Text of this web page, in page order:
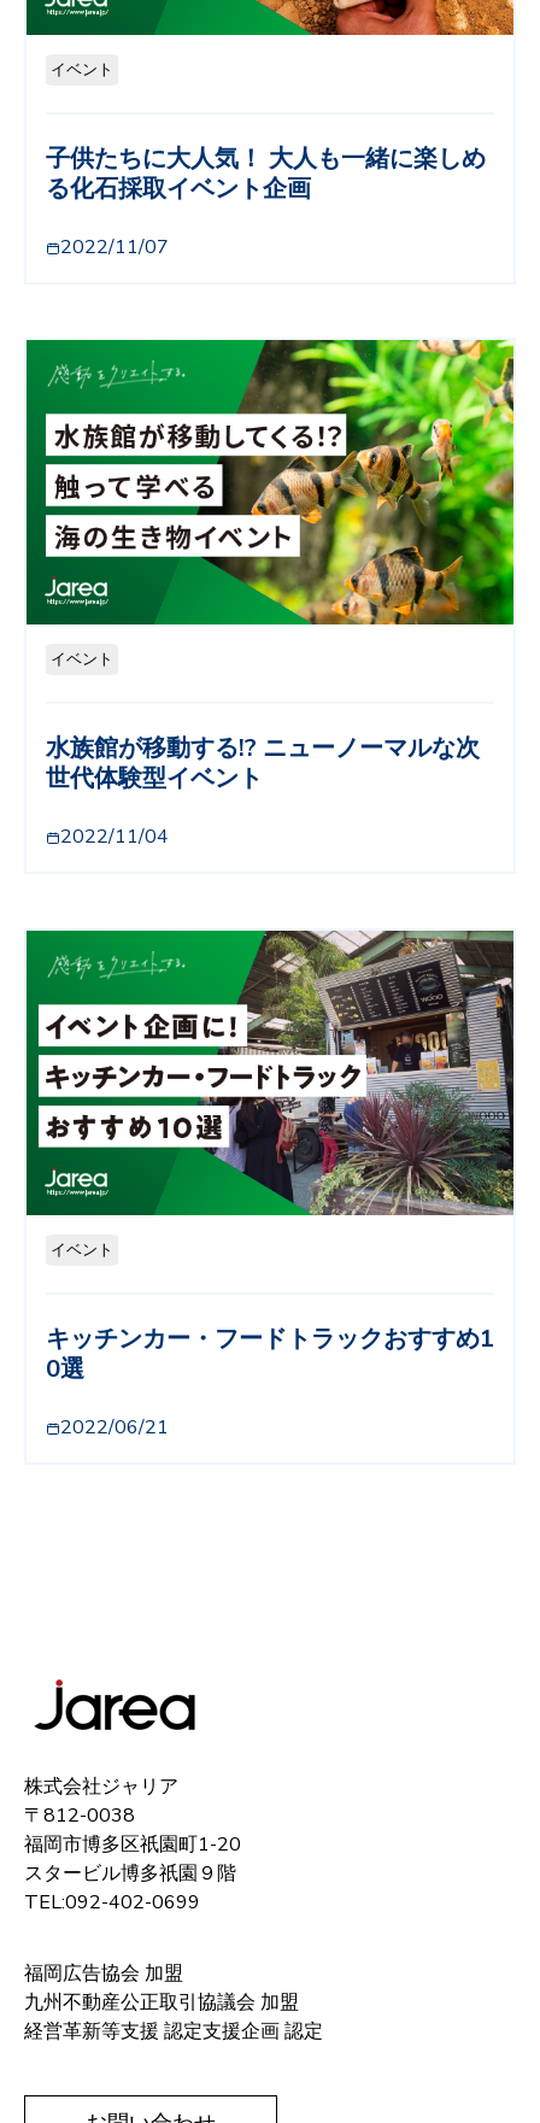
イベント
子供たちに大人気！ 大人も一緒に楽しめ
る化石採取イベント企画
2022/11/07
イベント
水族館が移動する!? ニューノーマルな次
世代体験型イベント
2022/11/04
イベント
キッチンカー・フードトラックおすすめ1
0選
2022/06/21
株式会社ジャリア
〒812-0038
福岡市博多区祇園町1-20
スタービル博多祇園９階
TEL:092-402-0699
福岡広告協会 加盟
九州不動産公正取引協議会 加盟
経営革新等支援 認定支援企画 認定